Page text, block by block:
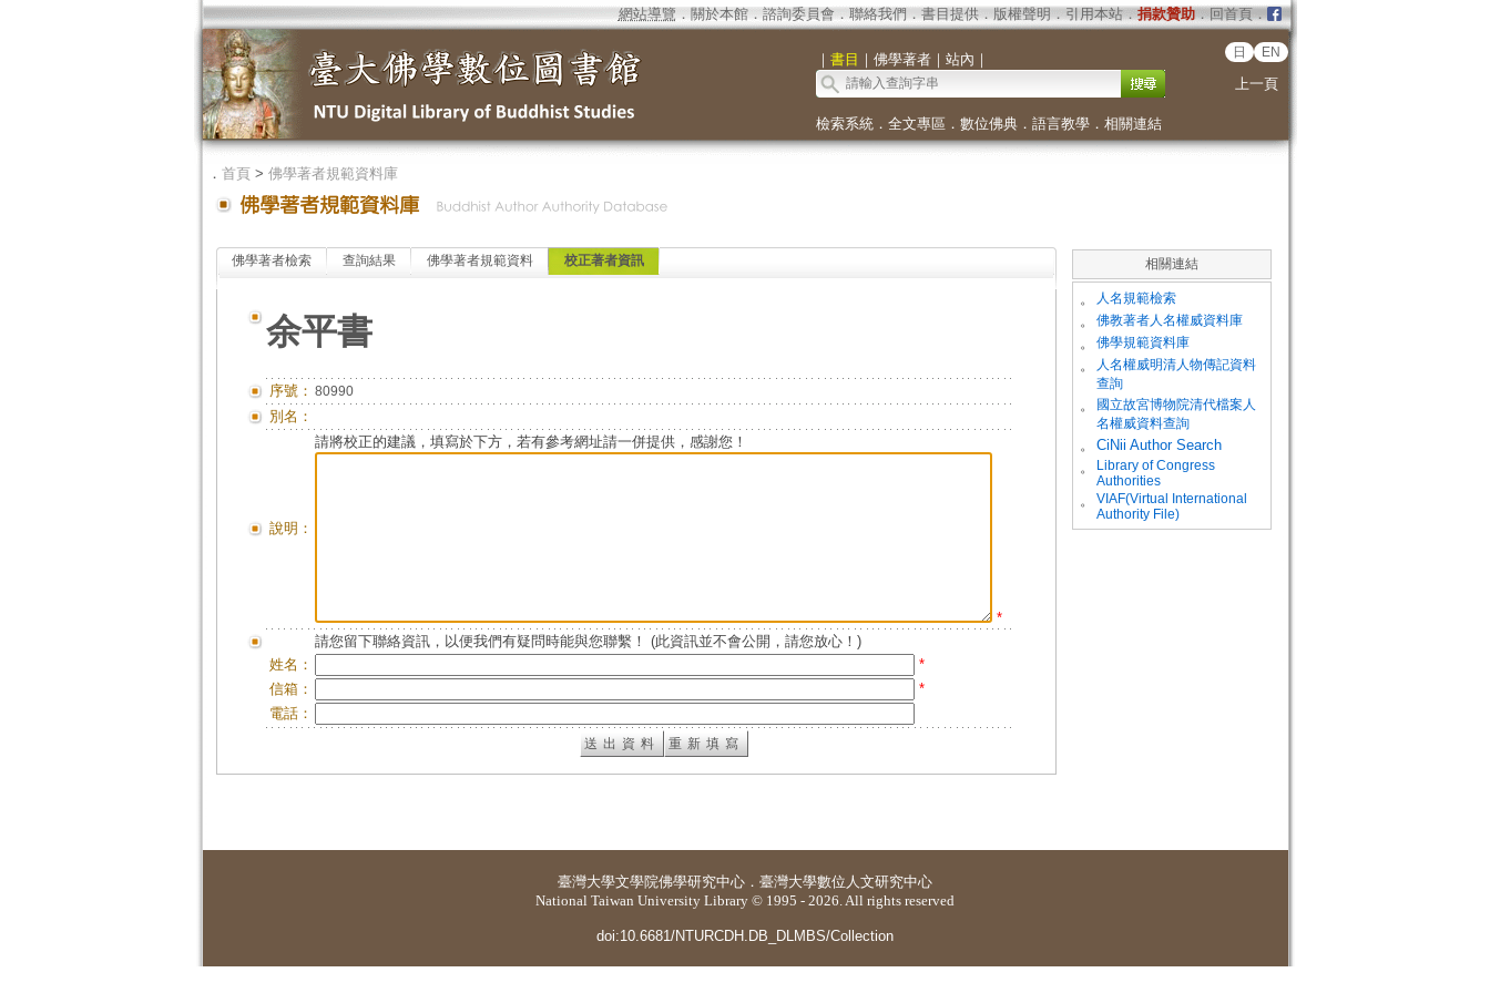
網站導覽 ． 關於本館． 諮詢委員會． 聯絡我們 ． 書目提供． 版權聲明 ． 引用本站． 捐款贊助．回首頁．
｜ 書目 ｜ 佛學著者｜ 站內 ｜ 日 EN
上一頁
檢索系統． 全文專區 ． 數位佛典． 語言教學． 相關連結
． 首頁> 佛學著者規範資料庫
佛學著者檢索 查詢結果 佛學著者規範資料 校正著者資訊
余平書
序號： 80990
別名：
說明：
請將校正的建議，填寫於下方，若有參考網址請一併提供，感謝您！
*
請您留下聯絡資訊，以便我們有疑問時能與您聯繫！ (此資訊並不會公開，請您放心！)
姓名：
*
信箱：
*
電話：
相關連結
。 人名規範檢索
。 佛教著者人名權威資料庫
。 佛學規範資料庫
。
人名權威明清人物傳記資料
查詢
。
國立故宮博物院清代檔案人
名權威資料查詢
。
CiNii Author Search
。
Library of Congress
Authorities
。
VIAF(Virtual International
Authority File)
臺灣大學文學院佛學研究中心 ． 臺灣大學數位人文研究中心
National Taiwan University Library © 1995 - 2026. All rights reserved
doi:10.6681/NTURCDH.DB_DLMBS/Collection